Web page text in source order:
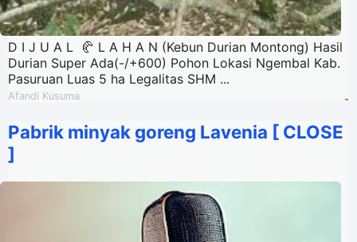
D I J U A L 🥐 L A H A N (Kebun Durian Montong) Hasil
Durian Super Ada(-/+600) Pohon Lokasi Ngembal Kab.
Pasuruan Luas 5 ha Legalitas SHM ...
Afandi Kusuma -
Pabrik minyak goreng Lavenia [ CLOSE
]